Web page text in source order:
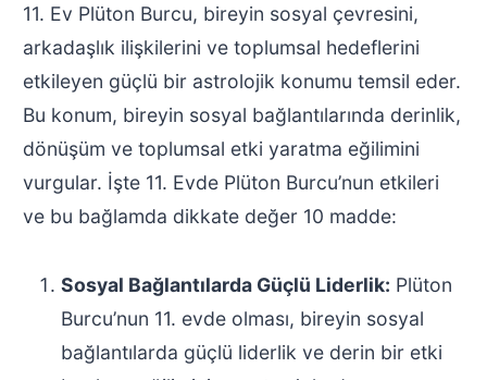
11. Ev Plüton Burcu, bireyin sosyal çevresini,
arkadaşlık ilişkilerini ve toplumsal hedeflerini
etkileyen güçlü bir astrolojik konumu temsil eder.
Bu konum, bireyin sosyal bağlantılarında derinlik,
dönüşüm ve toplumsal etki yaratma eğilimini
vurgular. İşte 11. Evde Plüton Burcu’nun etkileri
ve bu bağlamda dikkate değer 10 madde:
Sosyal Bağlantılarda Güçlü Liderlik: Plüton
Burcu’nun 11. evde olması, bireyin sosyal
bağlantılarda güçlü liderlik ve derin bir etki